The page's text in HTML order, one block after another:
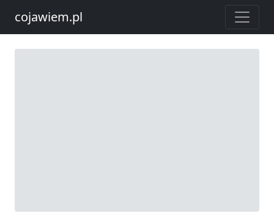
cojawiem.pl